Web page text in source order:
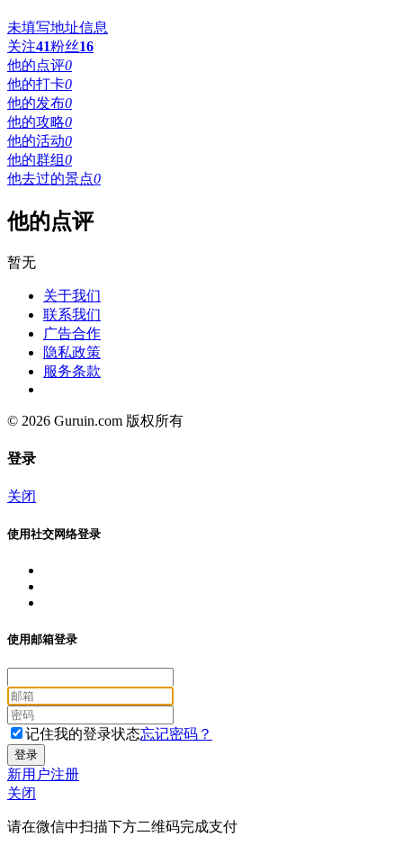
未填写地址信息
关注41粉丝16
他的点评0
他的打卡0
他的发布0
他的攻略0
他的活动0
他的群组0
他去过的景点0
他的点评
暂无
关于我们
联系我们
广告合作
隐私政策
服务条款
© 2026 Guruin.com 版权所有
登录
关闭
使用社交网络登录
使用邮箱登录
记住我的登录状态忘记密码？
新用户注册
关闭
请在微信中扫描下方二维码完成支付